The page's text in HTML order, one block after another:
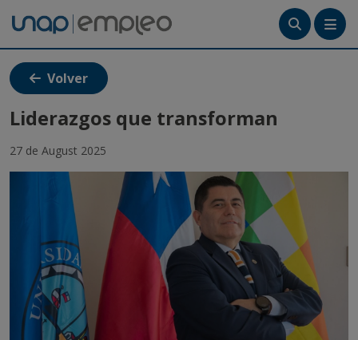
Ingresa
Volver
Liderazgos que transforman
27 de August 2025